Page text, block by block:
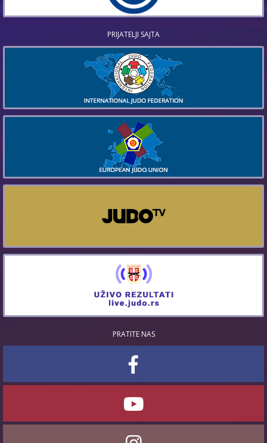
PRIJATELJI SAJTA
PRATITE NAS